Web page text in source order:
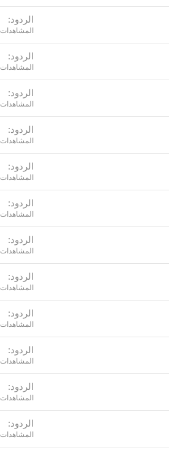
الردود
المشاهدات
الردود
المشاهدات
الردود
المشاهدات
الردود
المشاهدات
الردود
المشاهدات
الردود
المشاهدات
الردود
المشاهدات
الردود
المشاهدات
الردود
المشاهدات
الردود
المشاهدات
الردود
المشاهدات
الردود
المشاهدات